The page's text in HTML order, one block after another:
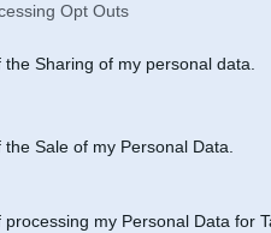
Opt Outs
Sharing of my personal data.
Sale of my Personal Data.
my Personal Data for